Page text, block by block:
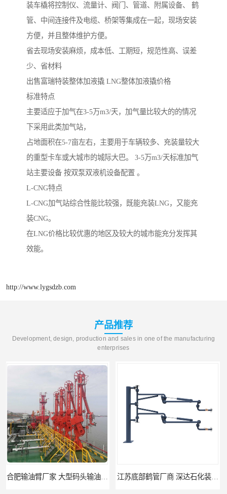
装车橇将控制仪、流量计、阀门、管道、附属设备、 鹤
管、中间连接件及电缆、桥架等集成在一起，现场安装
方便，并且整体维护方便。
省去现场安装麻烦，成本低、工期短，规范性高、误差
少、省材料
出售富瑞特装整体加液撬 LNG整体加液撬价格
标准特点
主要适应于加气在3-5万m3/天，加气量比较大的的情况
下采用此类加气站，
占地面积在5-7亩左右，主要用于车辆较多、充装量较大
的重型卡车或大城市的城际大巴。 3-5万m3/天标准加气
站主要设备 按双泵双液机设备配置 。
L-CNG特点
L-CNG加气站综合性能比较强，既能充装LNG，又能充
装CNG。
在LNG价格比较优惠的地区及较大的城市能充分发挥其
效能。
http://www.lygsdzb.com
产品推荐
Development, design, production and sales in one of the manufacturing
enterprises
合肥输油臂厂家 大型码头输油臂 输油臂安装 江苏底部鹤管厂商 深达石化装备有限公司